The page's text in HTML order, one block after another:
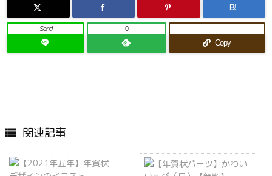
B!
Send 0
Copy
-
 関連記事